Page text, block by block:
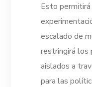
Esto permitirá
escalado de
restringirá los
aislados a
para las